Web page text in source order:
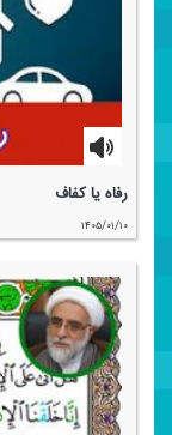
رفاه یا كفاف
۱۴۰۵/۰۱/۱۰